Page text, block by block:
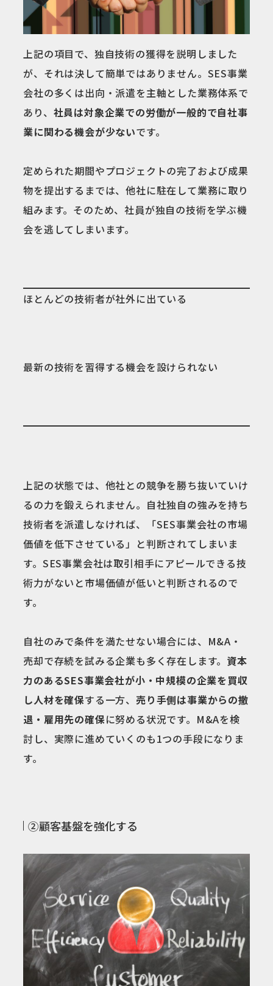
上記の項目で、独自技術の獲得を説明しました
が、それは決して簡単ではありません。SES事業
会社の多くは出向・派遣を主軸とした業務体系で
あり、 社員は対象企業での労働が一般的で自社事
業に関わる機会が少ないです。
定められた期間やプロジェクトの完了および成果
物を提出するまでは、他社に駐在して業務に取り
組みます。そのため、社員が独自の技術を学ぶ機
会を逃してしまいます。
ほとんどの技術者が社外に出ている
最新の技術を習得する機会を設けられない
上記の状態では、他社との競争を勝ち抜いていけ
るの力を鍛えられません。自社独自の強みを持ち
技術者を派遣しなければ、「SES事業会社の市場
価値を低下させている」と判断されてしまいま
す。SES事業会社は取引相手にアピールできる技
術力がないと市場価値が低いと判断されるので
す。
自社のみで条件を満たせない場合には、M&A・
売却で存続を試みる企業も多く存在します。 資本
力のあるSES事業会社が小・中規模の企業を買収
し人材を確保する一方、 売り手側は事業からの撤
退・雇用先の確保に努める状況です。M&Aを検
討し、実際に進めていくのも1つの手段になりま
す。
②顧客基盤を強化する